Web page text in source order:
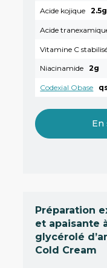
Acide kojique 2.5g
Acide
Vitamine C
Niacinamide 2g
Codexial Obase
En
Préparation
et apaisante
glycérolé
Cold Cream